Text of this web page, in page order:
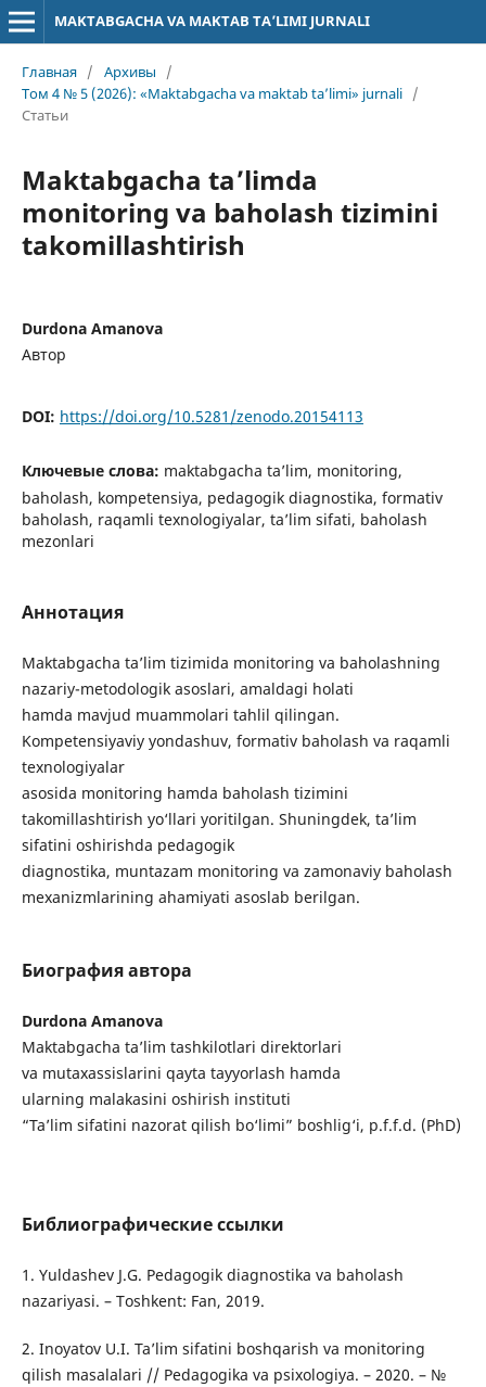
MAKTABGACHA VA MAKTAB TA’LIMI JURNALI
Главная / Архивы
/
Том 4 № 5 (2026): «Maktabgacha va maktab ta’limi» jurnali /
Статьи
Maktabgacha ta’limda
monitoring va baholash tizimini
takomillashtirish
Durdona Amanova
Автор
DOI: https://doi.org/10.5281/zenodo.20154113
Ключевые слова: maktabgacha ta’lim, monitoring,
baholash, kompetensiya, pedagogik diagnostika, formativ
baholash, raqamli texnologiyalar, ta’lim sifati, baholash
mezonlari
Аннотация
Maktabgacha ta’lim tizimida monitoring va baholashning
nazariy-metodologik asoslari, amaldagi holati
hamda mavjud muammolari tahlil qilingan.
Kompetensiyaviy yondashuv, formativ baholash va raqamli
texnologiyalar
asosida monitoring hamda baholash tizimini
takomillashtirish yo‘llari yoritilgan. Shuningdek, ta’lim
sifatini oshirishda pedagogik
diagnostika, muntazam monitoring va zamonaviy baholash
mexanizmlarining ahamiyati asoslab berilgan.
Биография автора
Durdona Amanova
Maktabgacha ta’lim tashkilotlari direktorlari
va mutaxassislarini qayta tayyorlash hamda
ularning malakasini oshirish instituti
“Ta’lim sifatini nazorat qilish bo‘limi” boshlig‘i, p.f.f.d. (PhD)
Библиографические ссылки
1. Yuldashev J.G. Pedagogik diagnostika va baholash
nazariyasi. – Toshkent: Fan, 2019.
2. Inoyatov U.I. Ta’lim sifatini boshqarish va monitoring
qilish masalalari // Pedagogika va psixologiya. – 2020. – №